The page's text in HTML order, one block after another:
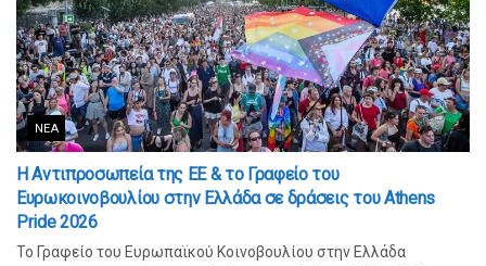
ΝΈΑ
Η Αντιπροσωπεία της ΕΕ & το Γραφείο του
Ευρωκοινοβουλίου στην Ελλάδα σε δράσεις του Athens
Pride 2026
Το Γραφείο του Ευρωπαϊκού Κοινοβουλίου στην Ελλάδα